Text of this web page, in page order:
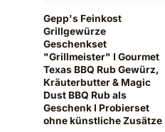
Gepp's Feinkost
Grillgewürze
Geschenkset
"Grillmeister" I Gourmet
Texas BBQ Rub Gewürz,
Kräuterbutter & Magic
Dust BBQ Rub als
Geschenk I Probierset
ohne künstliche Zusätze